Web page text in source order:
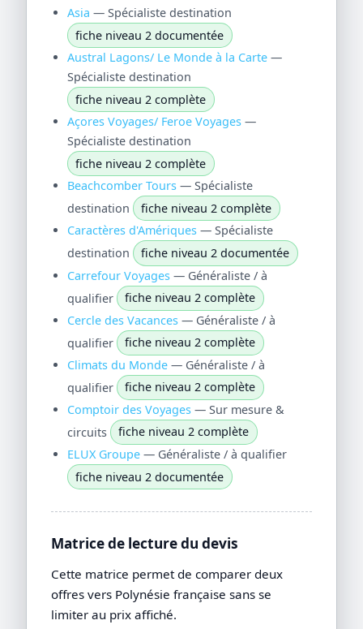
Asia — Spécialiste destination
fiche niveau 2 documentée
Austral Lagons/ Le Monde à la Carte—
Spécialiste destination
fiche niveau 2 complète
Açores Voyages/ Feroe Voyages—
Spécialiste destination
fiche niveau 2 complète
Beachcomber Tours— Spécialiste
destination
fiche niveau 2 complète
Caractères d'Amériques— Spécialiste
destination
fiche niveau 2 documentée
Carrefour Voyages— Généraliste / à
qualifier
fiche niveau 2 complète
Cercle des Vacances— Généraliste / à
qualifier
fiche niveau 2 complète
Climats du Monde— Généraliste / à
qualifier
fiche niveau 2 complète
Comptoir des Voyages— Sur mesure &
circuits
fiche niveau 2 complète
ELUX Groupe— Généraliste / à qualifier
fiche niveau 2 documentée
Matrice de lecture du devis
Cette matrice permet de comparer deux
offres vers Polynésie française sans se
limiter au prix affiché.